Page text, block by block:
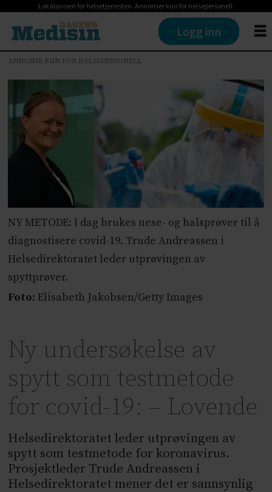
Lokalavisen for helsetjenesten. Annonser kun for helsepersonell.
Logg inn
ANNONSE KUN FOR HELSEPERSONELL
NY METODE: I dag brukes nese- og halsprøver til å
diagnostisere covid-19. Trude Andreassen i
Helsedirektoratet leder utprøvingen av
spyttprøver.
Foto: Elisabeth Jakobsen/Getty Images
Ny undersøkelse av
spytt som testmetode
for covid-19: – Lovende
Helsedirektoratet leder utprøvingen av
spytt som testmetode for koronavirus.
Prosjektleder Trude Andreassen i
Helsedirektoratet mener det er sannsynlig